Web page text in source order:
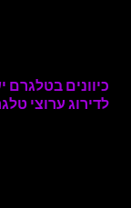
כיוונים
לדירוג ערוצי